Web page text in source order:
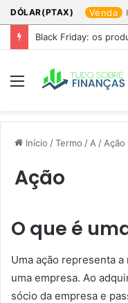
DÓLAR(PTAX) Venda
Black Friday: os
Menu
Início /Termo / A / Ação
Ação
O que é
Uma ação representa
uma empresa. Ao
sócio da empresa e